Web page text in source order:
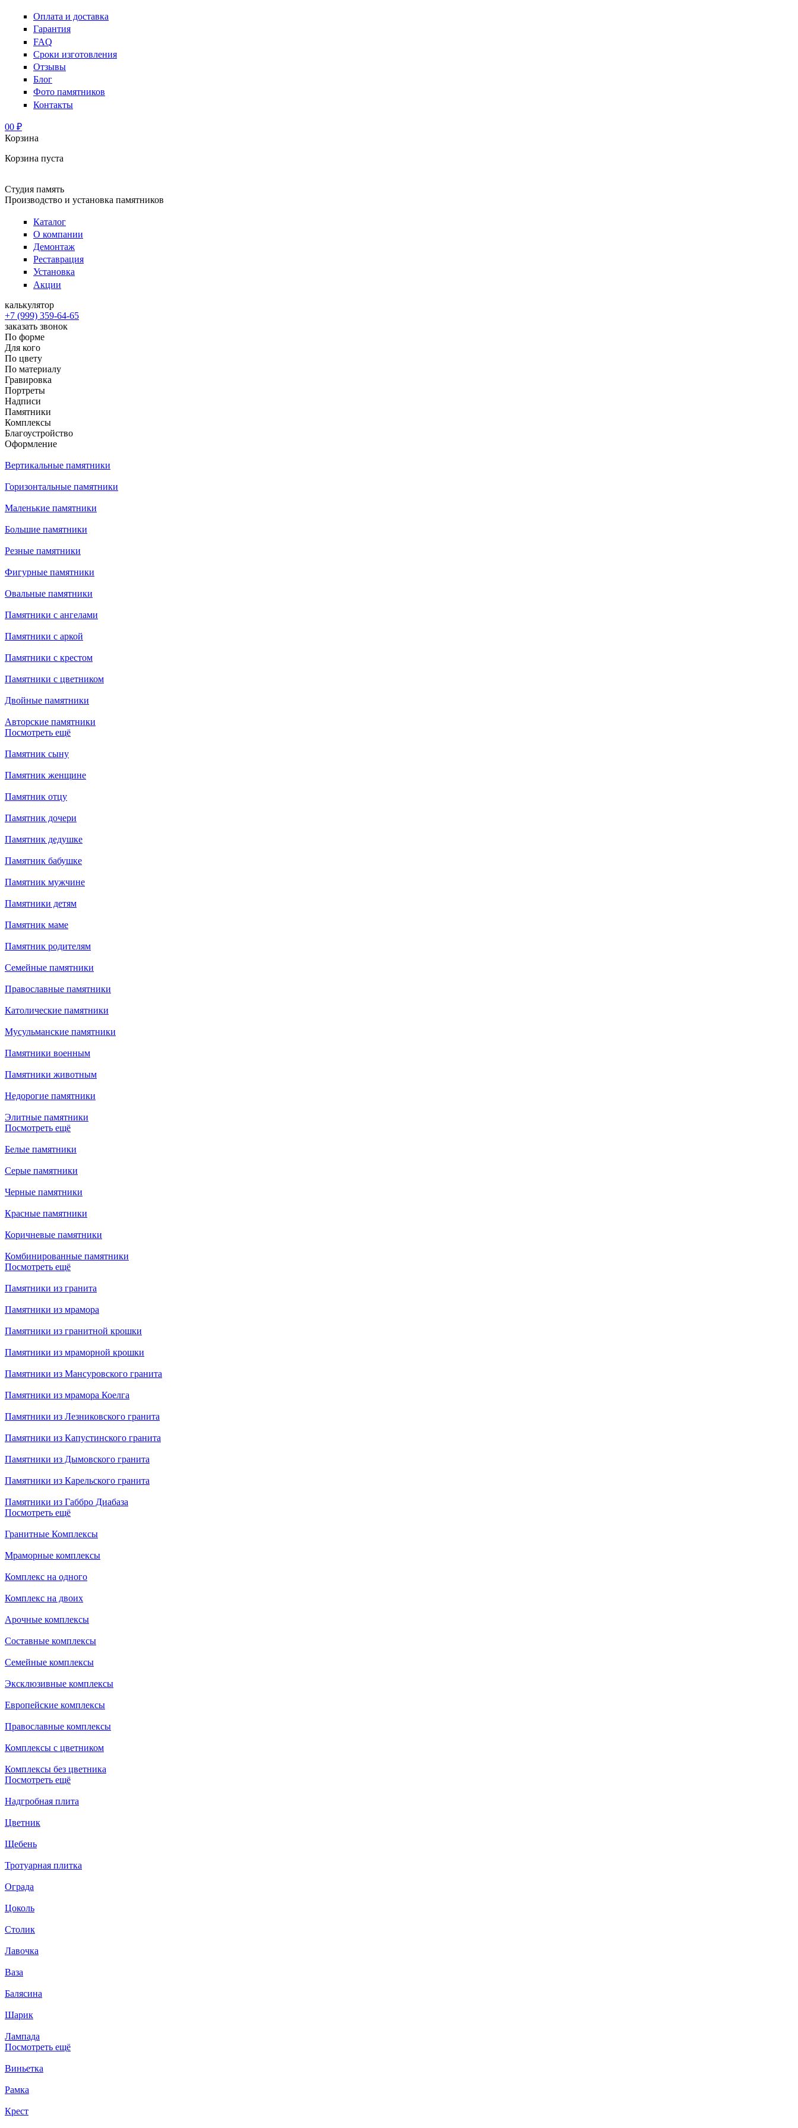
Оплата и доставка
Гарантия
FAQ
Сроки изготовления
Отзывы
Блог
Фото памятников
Контакты
00 ₽
Корзина
Корзина пуста
Студия память
Производство и установка памятников
Каталог
О компании
Демонтаж
Реставрация
Установка
Акции
калькулятор
+7 (999) 359-64-65
заказать звонок
По форме
Для кого
По цвету
По материалу
Гравировка
Портреты
Надписи
Памятники
Комплексы
Благоустройство
Оформление
Вертикальные памятники
Горизонтальные памятники
Маленькие памятники
Большие памятники
Резные памятники
Фигурные памятники
Овальные памятники
Памятники с ангелами
Памятники с аркой
Памятники с крестом
Памятники с цветником
Двойные памятники
Авторские памятники
Посмотреть ещё
Памятник сыну
Памятник женщине
Памятник отцу
Памятник дочери
Памятник дедушке
Памятник бабушке
Памятник мужчине
Памятники детям
Памятник маме
Памятник родителям
Семейные памятники
Православные памятники
Католические памятники
Мусульманские памятники
Памятники военным
Памятники животным
Недорогие памятники
Элитные памятники
Посмотреть ещё
Белые памятники
Серые памятники
Черные памятники
Красные памятники
Коричневые памятники
Комбинированные памятники
Посмотреть ещё
Памятники из гранита
Памятники из мрамора
Памятники из гранитной крошки
Памятники из мраморной крошки
Памятники из Мансуровского гранита
Памятники из мрамора Коелга
Памятники из Лезниковского гранита
Памятники из Капустинского гранита
Памятники из Дымовского гранита
Памятники из Карельского гранита
Памятники из Габбро Диабаза
Посмотреть ещё
Гранитные Комплексы
Мраморные комплексы
Комплекс на одного
Комплекс на двоих
Арочные комплексы
Составные комплексы
Семейные комплексы
Эксклюзивные комплексы
Европейские комплексы
Православные комплексы
Комплексы с цветником
Комплексы без цветника
Посмотреть ещё
Надгробная плита
Цветник
Щебень
Тротуарная плитка
Ограда
Цоколь
Столик
Лавочка
Ваза
Балясина
Шарик
Лампада
Посмотреть ещё
Виньетка
Рамка
Крест